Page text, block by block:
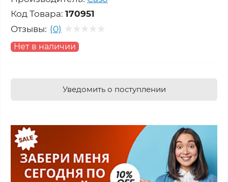
Код Товара: 170951
Отзывы: (0)
Нет в наличии
Уведомить о поступлении